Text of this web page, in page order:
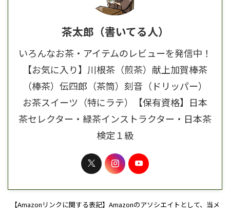
茶太郎（書いてる人）
いろんなお茶・アイテムのレビューを発信中！
【お気に入り】川根茶（煎茶）献上加賀棒茶
（棒茶）伝四郎（茶筒）刻音（ドリッパー）
お茶スイーツ（特にラテ）【保有資格】日本
茶セレクター・緑茶インストラクター・日本茶
検定１級
【Amazonリンクに関する表記】Amazonのアソシエイトとして、当メ